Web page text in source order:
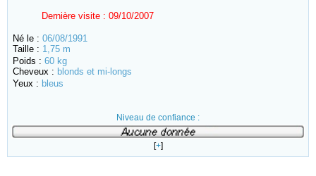
Dernière visite : 09/10/2007
Né le : 06/08/1991
Taille : 1,75 m
Poids : 60 kg
Cheveux : blonds et mi-longs
Yeux : bleus
Niveau de confiance :
[+]